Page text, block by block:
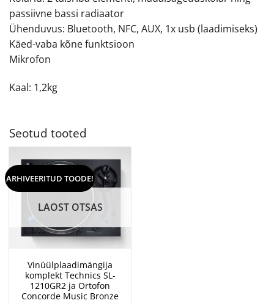
passiivne bassi radiaator
Ühenduvus: Bluetooth, NFC, AUX, 1x usb (laadimiseks)
Käed-vaba kõne funktsioon
Mikrofon
Kaal: 1,2kg
Seotud tooted
ARHIVEERITUD TOODE!
LAOST OTSAS
Vinüülplaadimängija
komplekt Technics SL-
1210GR2 ja Ortofon
Concorde Music Bronze